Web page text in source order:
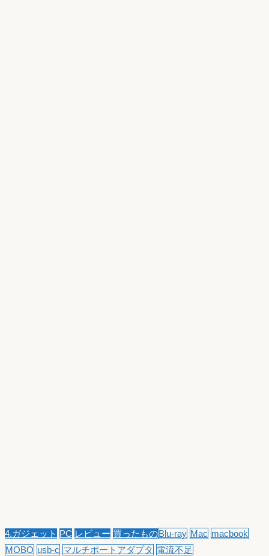
4.ガジェット PC レビュー 買ったものBlu-ray Mac macbook
MOBO usb-c マルチポートアダプタ 電流不足